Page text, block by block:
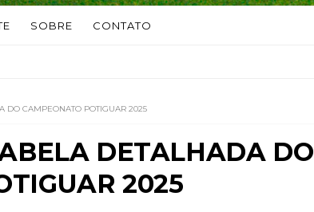
SOBRE CONTATO
DO CAMPEONATO POTIGUAR 2025
DETALHADA DO
2025